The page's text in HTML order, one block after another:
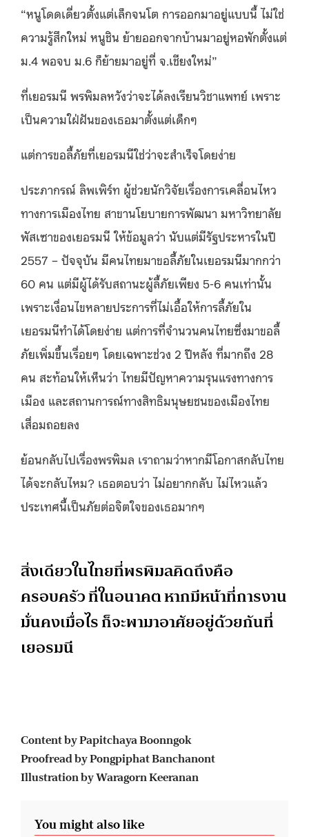
“หนูโดดเดี่ยวตั้งแต่เล็กจนโต การออกมาอยู่แบบนี้ ไม่ใช่
ความรู้สึกใหม่ หนูชิน ย้ายออกจากบ้านมาอยู่หอพักตั้งแต่
ม.4 พอจบ ม.6 ก็ย้ายมาอยู่ที่ จ.เชียงใหม่”
ที่เยอรมนี พรพิมลหวังว่าจะได้ลงเรียนวิชาแพทย์ เพราะ
เป็นความใฝ่ฝันของเธอมาตั้งแต่เด็กๆ
แต่การขอลี้ภัยที่เยอรมนีใช่ว่าจะสำเร็จโดยง่าย
ประภากรณ์ ลิพเพิร์ท ผู้ช่วยนักวิจัยเรื่องการเคลื่อนไหว
ทางการเมืองไทย สาขานโยบายการพัฒนา มหาวิทยาลัย
พัสเซาของเยอรมนี ให้ข้อมูลว่า นับแต่มีรัฐประหารในปี
2557 – ปัจจุบัน มีคนไทยมาขอลี้ภัยในเยอรมนีมากกว่า
60 คน แต่มีผู้ได้รับสถานะผู้ลี้ภัยเพียง 5-6 คนเท่านั้น
เพราะเงื่อนไขหลายประการที่ไม่เอื้อให้การลี้ภัยใน
เยอรมนีทำได้โดยง่าย แต่การที่จำนวนคนไทยซึ่งมาขอลี้
ภัยเพิ่มขึ้นเรื่อยๆ โดยเฉพาะช่วง 2 ปีหลัง ที่มากถึง 28
คน สะท้อนให้เห็นว่า ไทยมีปัญหาความรุนแรงทางการ
เมือง และสถานการณ์ทางสิทธิมนุษยชนของเมืองไทย
เสื่อมถอยลง
ย้อนกลับไปเรื่องพรพิมล เราถามว่าหากมีโอกาสกลับไทย
ได้จะกลับไหม? เธอตอบว่า ไม่อยากกลับ ไม่ไหวแล้ว
ประเทศนี้เป็นภัยต่อจิตใจของเธอมากๆ
สิ่งเดียวในไทยที่พรพิมลคิดถึงคือ
ครอบครัว ที่ในอนาคต หากมีหน้าที่การงาน
มั่นคงเมื่อไร ก็จะพามาอาศัยอยู่ด้วยกันที่
เยอรมนี
Content by Papitchaya Boonngok
Proofread by Pongpiphat Banchanont
Illustration by Waragorn Keeranan
You might also like